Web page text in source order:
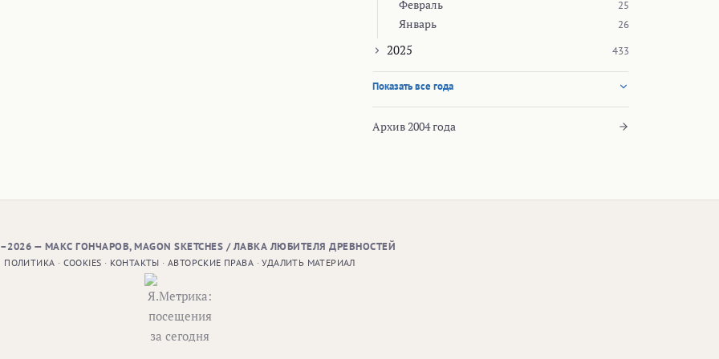
Февраль 25
Январь 26
2025 433
Показать все года
Архив 2004 года
— МАКС ГОНЧАРОВ, MAGON SKETCHES / ЛАВКА ЛЮБИТЕЛЯ ДРЕВНОСТЕЙ
ПОЛИТИКА · COOKIES · КОНТАКТЫ ·АВТОРСКИЕ ПРАВА ·УДАЛИТЬ МАТЕРИАЛ